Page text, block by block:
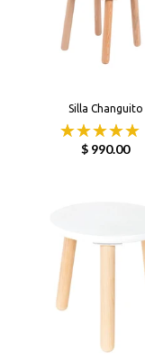
Silla Changuito
$ 990.00